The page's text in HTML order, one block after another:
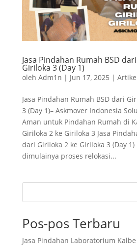
Jasa Pindahan Rumah BSD
Giriloka 3 (Day 1)
oleh Adm1n | Jun 17, 2025 |
Jasa Pindahan Rumah BSD dari
3 (Day 1)– Askmover Indonesia
Aman untuk Pindahan Rumah di
Giriloka 2 ke Giriloka 3 Jasa
dari Giriloka 2 ke Giriloka 3 (Day
dimulainya proses relokasi...
Pos-pos Terbaru
Jasa Pindahan Laboratorium Kalbe